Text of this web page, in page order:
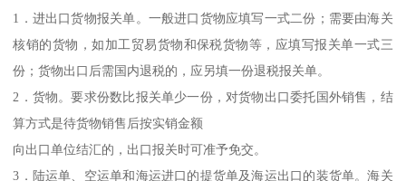
1．进出口货物报关单。一般进口货物应填写一式二份；需要由海关
核销的货物，如加工贸易货物和保税货物等，应填写报关单一式三
份；货物出口后需国内退税的，应另填一份退税报关单。
2．货物。要求份数比报关单少一份，对货物出口委托国外销售，结
算方式是待货物销售后按实销金额
向出口单位结汇的，出口报关时可准予免交。
3．陆运单、空运单和海运进口的提货单及海运出口的装货单。海关